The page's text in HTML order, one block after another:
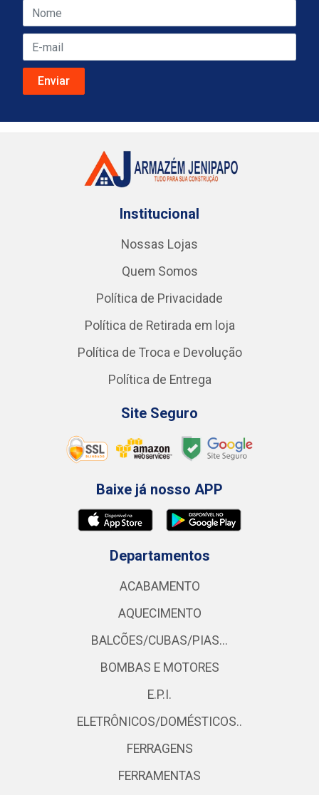
Institucional
Nossas Lojas
Quem Somos
Política de Privacidade
Política de Retirada em loja
Política de Troca e Devolução
Política de Entrega
Site Seguro
Baixe já nosso APP
Departamentos
ACABAMENTO
AQUECIMENTO
BALCÕES/CUBAS/PIAS...
BOMBAS E MOTORES
E.P.I.
ELETRÔNICOS/DOMÉSTICOS..
FERRAGENS
FERRAMENTAS